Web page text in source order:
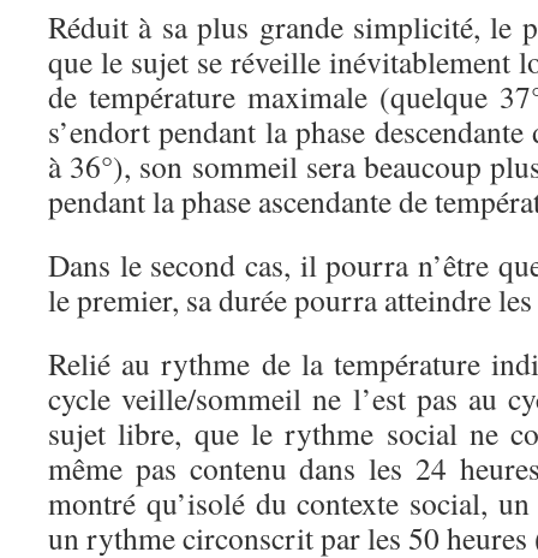
Réduit à sa plus grande simplicité, le
que le sujet se réveille inévitablement
de température maximale (quelque
s’endort pendant la phase
à 36°), son sommeil sera beaucoup
pendant la phase ascendante de
Dans le second cas, il pourra n’être
le premier, sa durée pourra atteindre
Relié au rythme de la température
cycle veille/sommeil ne l’est pas au
sujet libre, que le rythme social ne
même pas contenu dans les 24
montré qu’isolé du contexte social,
un rythme circonscrit par les 50